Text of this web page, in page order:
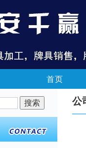
首页
公